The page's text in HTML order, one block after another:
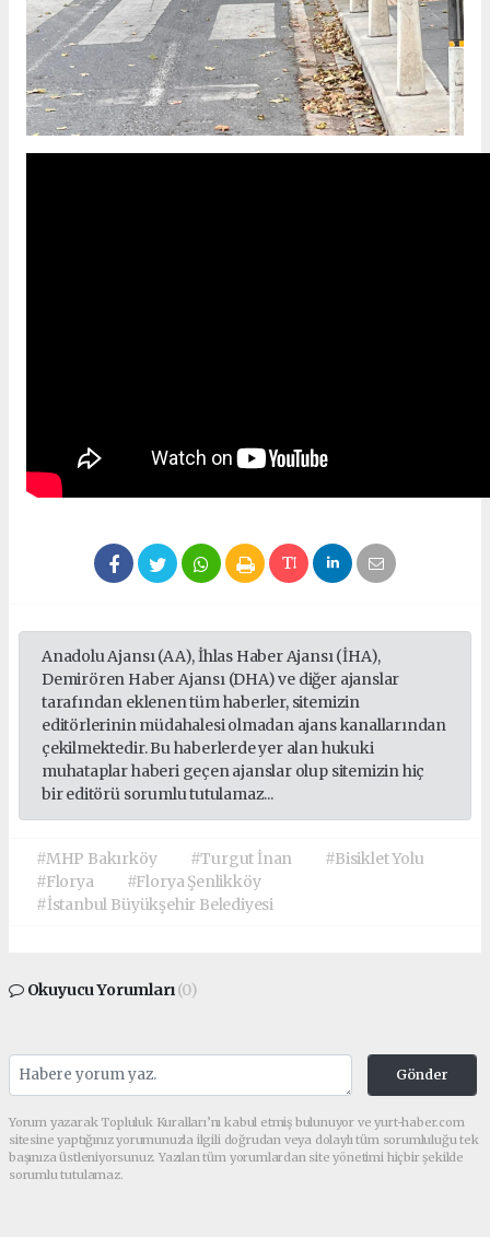
Anadolu Ajansı (AA), İhlas Haber Ajansı (İHA),
Demirören Haber Ajansı (DHA) ve diğer ajanslar
tarafından eklenen tüm haberler, sitemizin
editörlerinin müdahalesi olmadan ajans kanallarından
çekilmektedir. Bu haberlerde yer alan hukuki
muhataplar haberi geçen ajanslar olup sitemizin hiç
bir editörü sorumlu tutulamaz...
#MHP Bakırköy #Turgut İnan
#Bisiklet Yolu
#Florya
#Florya Şenlikköy
#İstanbul Büyükşehir Belediyesi
Okuyucu Yorumları(0)
Gönder
Yorum yazarak Topluluk Kuralları’nı kabul etmiş bulunuyor ve yurt-haber.com
sitesine yaptığınız yorumunuzla ilgili doğrudan veya dolaylı tüm sorumluluğu tek
başınıza üstleniyorsunuz. Yazılan tüm yorumlardan site yönetimi hiçbir şekilde
sorumlu tutulamaz.